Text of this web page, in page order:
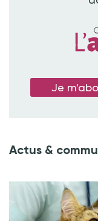
Je
Actus &